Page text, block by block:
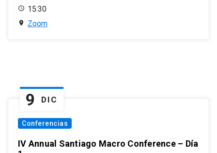
15:30
Zoom
9 DIC
Conferencias
IV Annual Santiago Macro Conference – Día